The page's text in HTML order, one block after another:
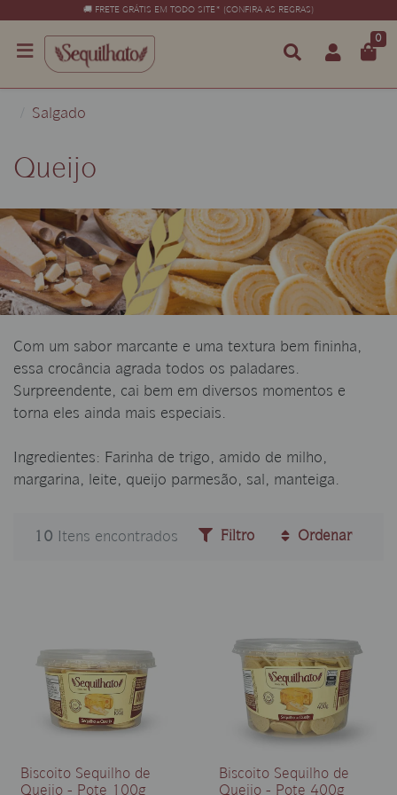
🚚 FRETE GRÁTIS EM TODO SITE* (CONFIRA AS REGRAS)
0
Salgado
Queijo
Com um sabor marcante e uma textura bem fininha,
essa crocância agrada todos os paladares.
Surpreendente, cai bem em diversos momentos e
torna eles ainda mais especiais.
Ingredientes: Farinha de trigo, amido de milho,
margarina, leite, queijo parmesão, sal, manteiga.
10 Itens encontrados Filtro Ordenar
Biscoito Sequilho de
Queijo - Pote 100g
Biscoito Sequilho de
Queijo - Pote 400g